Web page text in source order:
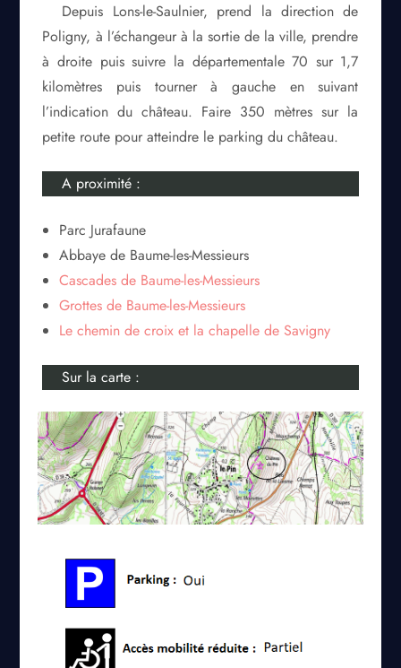
Depuis Lons-le-Saulnier, prend la direction de
Poligny, à l’échangeur à la sortie de la ville, prendre
à droite puis suivre la départementale 70 sur 1,7
kilomètres puis tourner à gauche en suivant
l’indication du château. Faire 350 mètres sur la
petite route pour atteindre le parking du château.
A proximité :
Parc Jurafaune
Abbaye de Baume-les-Messieurs
Cascades de Baume-les-Messieurs
Grottes de Baume-les-Messieurs
Le chemin de croix et la chapelle de Savigny
Sur la carte :